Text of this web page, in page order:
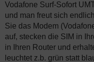
Vodafone Surf-Sofort
und man freut sich
Sie das Modem
auf, stecken die SIM in
in Ihren Router und
leuchtet z.b. grün statt